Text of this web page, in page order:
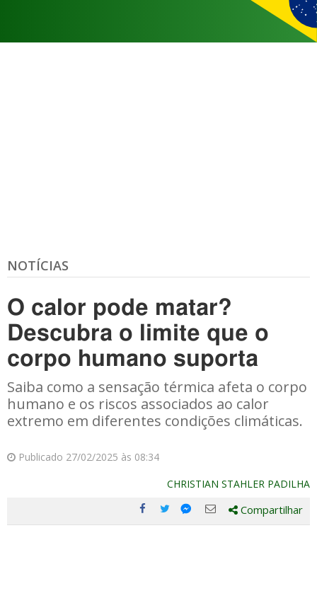
NOTÍCIAS
O calor pode matar?
Descubra o limite que o
corpo humano suporta
Saiba como a sensação térmica afeta o corpo
humano e os riscos associados ao calor
extremo em diferentes condições climáticas.
Publicado 27/02/2025 às 08:34
CHRISTIAN STAHLER PADILHA
Compartilhe
Compartilhe
Compartilhe
Compartilhe
Compartilhar